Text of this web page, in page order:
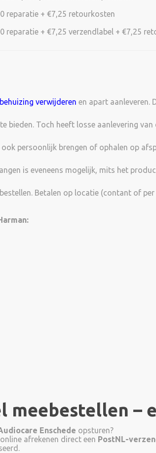
reparatie + €7,25 retourkosten
reparatie + €7,25 verzendlabel + €7,25
behuizing verwijderen en apart aanleveren.
bieden. Toch heeft losse aanlevering
persoonlijk brengen of ophalen op
is eveneens mogelijk, mits het
Betalen op locatie (contant of
meebestellen –
Enschede opsturen?
afrekenen direct een PostNL-